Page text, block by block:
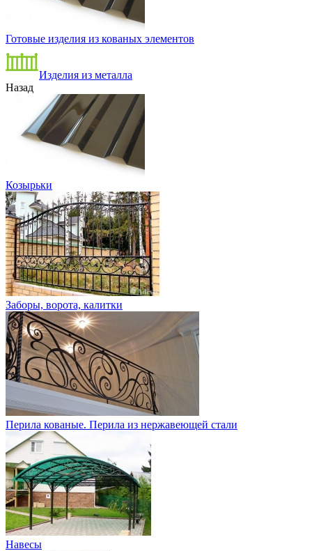
Готовые изделия из кованых элементов
Изделия из металла
Назад
Козырьки
Заборы, ворота, калитки
Перила кованые. Перила из нержавеющей стали
Навесы